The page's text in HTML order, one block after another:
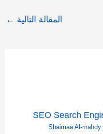
المقالة التالية ←
Shaimaa Al-mahdy